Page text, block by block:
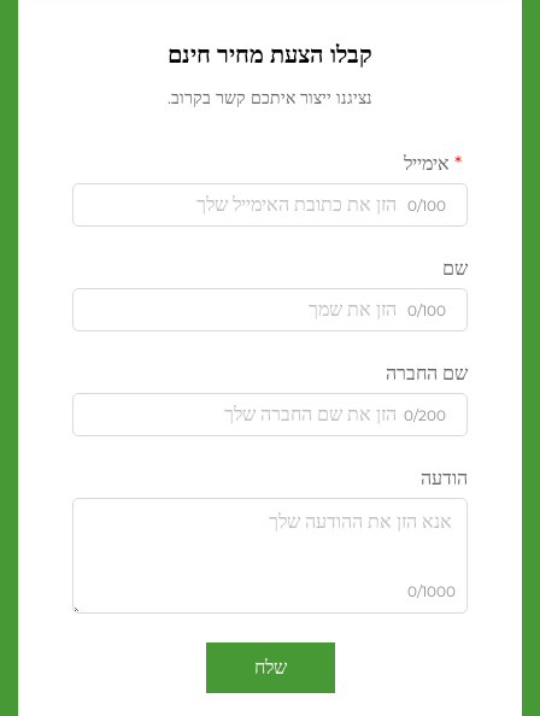
קבלו הצעת מחיר חינם
נציגנו ייצור איתכם קשר בקרוב.
אימייל
0/100
שם
0/100
שם החברה
0/200
הודעה
0/1000
שלח